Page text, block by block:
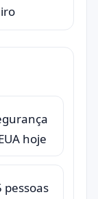
hoje
pessoas